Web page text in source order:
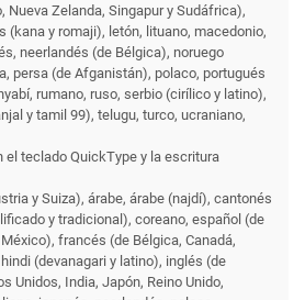
Nueva Zelanda, Singapur y Sudáfrica),
(kana y romaji), letón, lituano, macedonio,
neerlandés (de Bélgica), noruego
persa (de Afganistán), polaco, portugués
rumano, ruso, serbio (cirílico y latino),
y tamil 99), telugu, turco, ucraniano,
teclado QuickType y la escritura
y Suiza), árabe, árabe (najdí), cantonés
y tradicional), coreano, español (de
francés (de Bélgica, Canadá,
(devanagari y latino), inglés (de
Unidos, India, Japón, Reino Unido,